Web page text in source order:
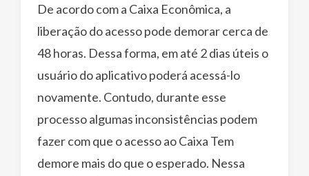
De acordo com a Caixa Econômica, a
liberação do acesso pode demorar cerca de
48 horas. Dessa forma, em até 2 dias úteis o
usuário do aplicativo poderá acessá-lo
novamente. Contudo, durante esse
processo algumas inconsistências podem
fazer com que o acesso ao Caixa Tem
demore mais do que o esperado. Nessa